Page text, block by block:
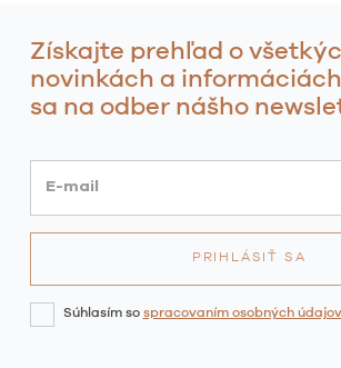
Získajte prehľad o
novinkách a
sa na odber nášho
E-mail
Súhlasím so spracovaním osobných údajov